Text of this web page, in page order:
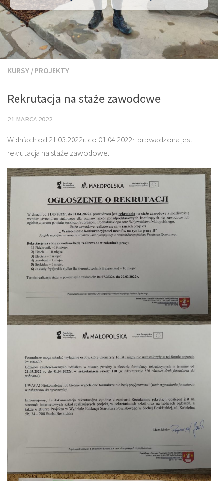
KURSY / PROJEKTY
Rekrutacja na staże zawodowe
21 MARCA 2022
W dniach od 21.03.2022r. do 01.04.2022r. prowadzona jest
rekrutacja na staże zawodowe.